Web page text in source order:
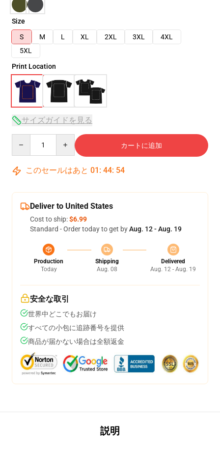
Size
S
M L XL 2XL 3XL
4XL
5XL
Print Location
サイズガイドを見る
カートに追加
このセールはあと 01 : 44: 53
Deliver to United States
Cost to ship:$6.99
Standard - Order today to get byAug. 12 - Aug. 19
Production
Today
Shipping
Aug. 08
Delivered
Aug. 12 - Aug. 19
安全な取引
世界中どこでもお届け
すべての小包に追跡番号を提供
商品が届かない場合は全額返金
説明